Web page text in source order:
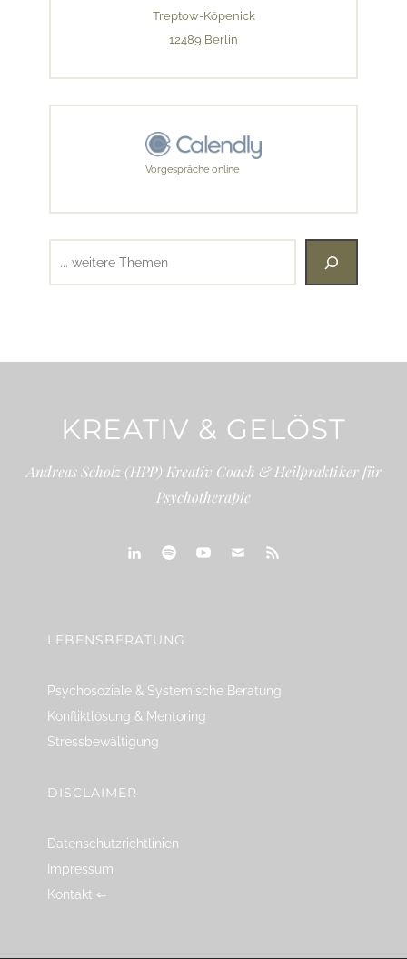
Treptow-Köpenick
12489 Berlin
Vorgespräche online
KREATIV & GELÖST
Andreas Scholz (HPP) Kreativ Coach & Heilpraktiker für
Psychotherapie
LEBENSBERATUNG
Psychosoziale & Systemische Beratung
Konfliktlösung & Mentoring
Stressbewältigung
DISCLAIMER
Datenschutzrichtlinien
Impressum
Kontakt ⇐